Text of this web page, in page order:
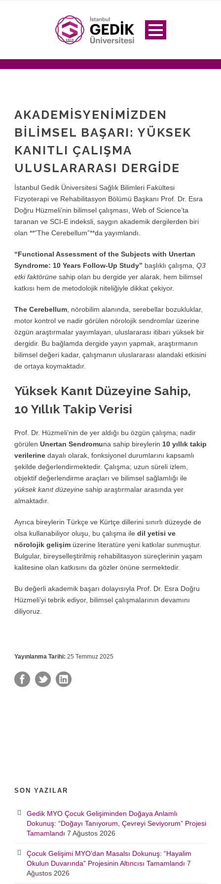
AKADEMISYENIMIZDEN
BILIMSEL BAŞARI: YÜKSEK
KANITLI ÇALIŞMA
ULUSLARARASI DERGIDE
İstanbul Gedik Üniversitesi Sağlık Bilimleri Fakültesi
Fizyoterapi ve Rehabilitasyon Bölümü Başkanı Prof. Dr. Esra
Doğru Hüzmeli’nin bilimsel çalışması, Web of Science’ta
taranan ve SCI-E indeksli, saygın akademik dergilerden biri
olan **“The Cerebellum”**da yayımlandı.
“Functional Assessment of the Subjects with Unertan
Syndrome: 10 Years Follow-Up Study” başlıklı çalışma, Q3
etki faktörüne sahip olan bu dergide yer alarak, hem bilimsel
katkısı hem de metodolojik niteliğiyle dikkat çekiyor.
The Cerebellum , nörobilim alanında, serebellar bozukluklar,
motor kontrol ve nadir görülen nörolojik sendromlar üzerine
özgün araştırmalar yayımlayan, uluslararası itibarı yüksek bir
dergidir. Bu bağlamda dergide yayın yapmak, araştırmanın
bilimsel değeri kadar, çalışmanın uluslararası alandaki etkisini
de ortaya koymaktadır.
Yüksek Kanıt Düzeyine Sahip,
10 Yıllık Takip Verisi
Prof. Dr. Hüzmeli’nin de yer aldığı bu özgün çalışma; nadir
görülen Unertan Sendromuna sahip bireylerin 10 yıllık takip
verilerine dayalı olarak, fonksiyonel durumlarını kapsamlı
şekilde değerlendirmektedir. Çalışma; uzun süreli izlem,
objektif değerlendirme araçları ve bilimsel sağlamlığı ile
yüksek kanıt düzeyine sahip araştırmalar arasında yer
almaktadır.
Ayrıca bireylerin Türkçe ve Kürtçe dillerini sınırlı düzeyde de
olsa kullanabiliyor oluşu, bu çalışma ile dil yetisi ve
nörolojik gelişim üzerine literatüre yeni katkılar sunmuştur.
Bulgular, bireyselleştirilmiş rehabilitasyon süreçlerinin yaşam
kalitesine olan katkısını da gözler önüne sermektedir.
Bu değerli akademik başarı dolayısıyla Prof. Dr. Esra Doğru
Hüzmeli’yi tebrik ediyor, bilimsel çalışmalarının devamını
diliyoruz.
Yayınlanma Tarihi: 25 Temmuz 2025
SON YAZILAR
Gedik MYO Çocuk Gelişiminden Doğaya Anlamlı
Dokunuş: “Doğayı Tanıyorum, Çevreyi Seviyorum” Projesi
Tamamlandı 7 Ağustos 2026
Çocuk Gelişimi MYO’dan Masalsı Dokunuş: “Hayalim
Okulun Duvarında” Projesinin Altıncısı Tamamlandı 7
Ağustos 2026